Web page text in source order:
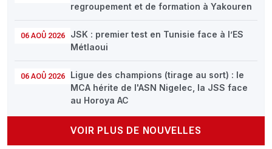
regroupement et de formation à Yakouren
06 AOÛ 2026
JSK : premier test en Tunisie face à l’ES
Métlaoui
06 AOÛ 2026
Ligue des champions (tirage au sort) : le
MCA hérite de l'ASN Nigelec, la JSS face
au Horoya AC
VOIR PLUS DE NOUVELLES